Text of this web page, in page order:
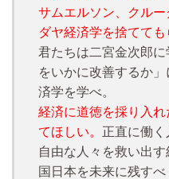
サムエルソン、クル
ダヤ経済学を捨てても
君たちは二宮金次郎
をいかに改善するか
済学を学べ。
経済に道徳を採り入
てほしい。 正直に働
自由な人々を救い出
国日本を未来に残すべ